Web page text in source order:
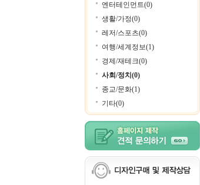
엔터테인먼트(0)
생활/가정(0)
레저/스포츠(0)
여행/세계정보(1)
경제/재테크(0)
사회/정치(0)
종교/문화(1)
기타(0)